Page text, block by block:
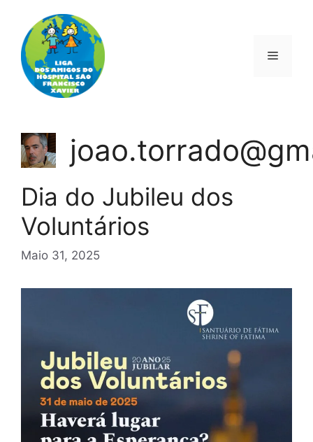
conteúdo
Menu
Dia do Jubileu dos
Voluntários
Maio 31, 2025